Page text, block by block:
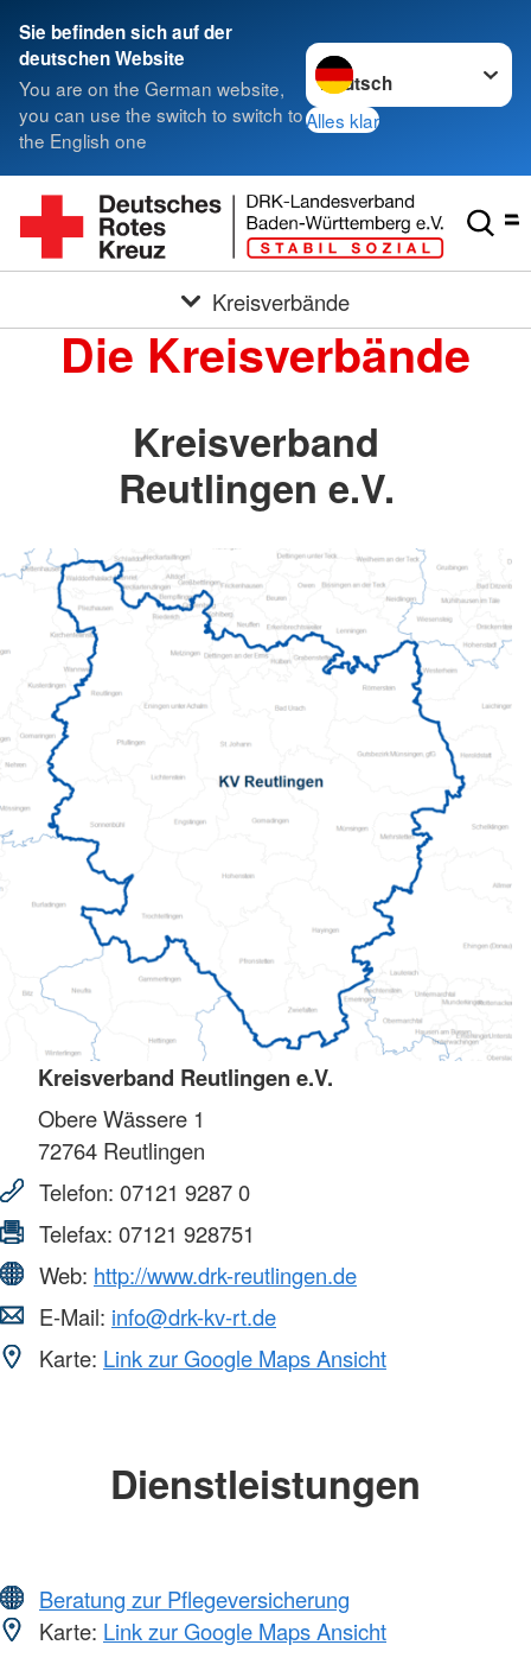
Sie befinden sich auf der
deutschen Website
You are on the German website,
you can use the switch to switch to
the English one
Sprache wechseln zu
Alles klar
Kreisverbände
Die Kreisverbände
Kreisverband
Reutlingen e.V.
Kreisverband Reutlingen e.V.
Obere Wässere 1
72764 Reutlingen
Telefon: 07121 9287 0
Telefax: 07121 928751
Web: http://www.drk-reutlingen.de
E-Mail: info@drk-kv-rt.de
Karte: Link zur Google Maps Ansicht
Dienstleistungen
Beratung zur Pflegeversicherung
Karte: Link zur Google Maps Ansicht